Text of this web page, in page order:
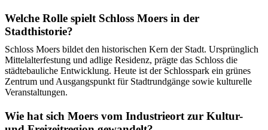
Welche Rolle spielt Schloss Moers in der
Stadthistorie?
Schloss Moers bildet den historischen Kern der Stadt. Ursprünglich
Mittelalterfestung und adlige Residenz, prägte das Schloss die
städtebauliche Entwicklung. Heute ist der Schlosspark ein grünes
Zentrum und Ausgangspunkt für Stadtrundgänge sowie kulturelle
Veranstaltungen.
Wie hat sich Moers vom Industrieort zur Kultur-